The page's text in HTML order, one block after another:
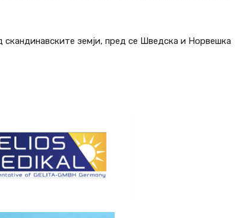
скандинавските земји, пред се Шведска и Норвешка